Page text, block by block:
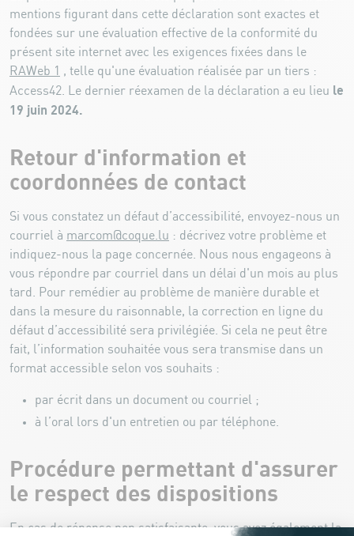
mentions figurant dans cette déclaration sont exactes et
fondées sur une évaluation effective de la conformité du
présent site internet avec les exigences fixées dans le
RAWeb 1 , telle qu'une évaluation réalisée par un tiers :
Access42. Le dernier réexamen de la déclaration a eu lieu le
19 juin 2024.
Retour d'information et
coordonnées de contact
Si vous constatez un défaut d’accessibilité, envoyez-nous un
courriel à marcom@coque.lu : décrivez votre problème et
indiquez-nous la page concernée. Nous nous engageons à
vous répondre par courriel dans un délai d'un mois au plus
tard. Pour remédier au problème de manière durable et
dans la mesure du raisonnable, la correction en ligne du
défaut d’accessibilité sera privilégiée. Si cela ne peut être
fait, l’information souhaitée vous sera transmise dans un
format accessible selon vos souhaits :
par écrit dans un document ou courriel ;
à l’oral lors d'un entretien ou par téléphone.
Procédure permettant d'assurer
le respect des dispositions
En cas de réponse non satisfaisante, vous avez également la